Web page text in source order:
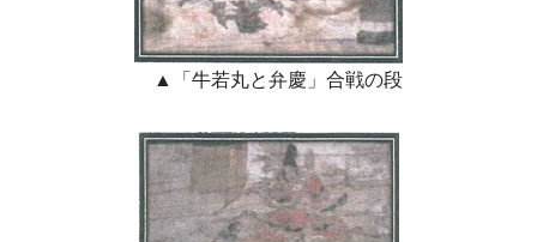
▲「牛若丸と弁慶」合戦の段